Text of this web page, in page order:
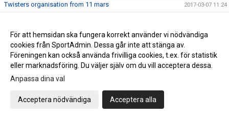
Twisters organisation from 11 mars 2017-03-07 11:24
Twisters Cheer Elite fyller 20 år ! 2017-03-01 11:16
Uppstart för elitlagen hösten 2017 2017-02-25 11:21
Supporter T-shirt till DM 11 mars 2017-02-21 08:04
Genrep inför Northern JAM och DM
Träningsstart Minior Träning 3
För att hemsidan ska fungera korrekt använder vi nödvändiga
cookies från SportAdmin. Dessa går inte att stänga av.
Föreningen kan också använda frivilliga cookies, t.ex. för statistik
eller marknadsföring. Du väljer själv om du vill acceptera dessa.
Anpassa dina val
Acceptera nödvändiga Acceptera alla